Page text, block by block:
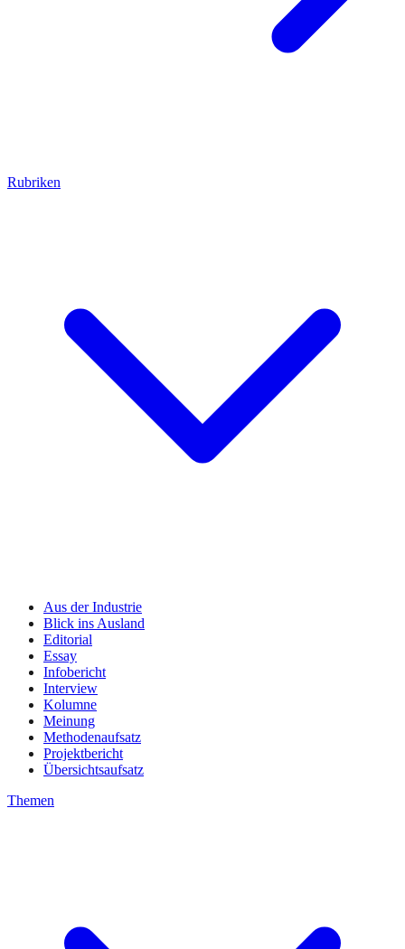
Rubriken
Aus der Industrie
Blick ins Ausland
Editorial
Essay
Infobericht
Interview
Kolumne
Meinung
Methodenaufsatz
Projektbericht
Übersichtsaufsatz
Themen